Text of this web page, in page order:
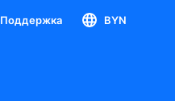
Поддержка BYN